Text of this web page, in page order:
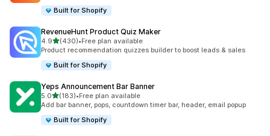
Built for Shopify
RevenueHunt Product Quiz Maker
4.9เต็ม 5 ดาว
(430)
ทั้งหมด 430 รีวิว
•Free plan available
Product recommendation quizzes builder to boost leads & sales
Built for Shopify
Yeps Announcement Bar Banner
5.0เต็ม 5 ดาว
(183)
ทั้งหมด 183 รีวิว
•Free plan available
Add bar banner, pops, countdown timer bar, header, email popup
Built for Shopify